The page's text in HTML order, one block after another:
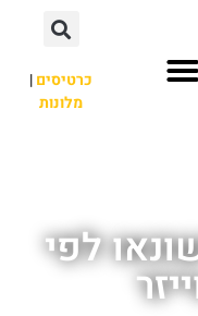
כרטיסים|
מלונות
לפי